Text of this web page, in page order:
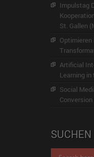
Impulstag
St. Gallen
Optimieren
Artificial
Learning
Social
SUCHEN